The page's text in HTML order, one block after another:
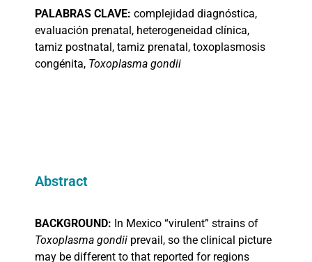
PALABRAS CLAVE: complejidad diagnóstica,
evaluación prenatal, heterogeneidad clínica,
tamiz postnatal, tamiz prenatal, toxoplasmosis
congénita, Toxoplasma gondii
Abstract
BACKGROUND: In Mexico “virulent” strains of
Toxoplasma gondii prevail, so the clinical picture
may be different to that reported for regions